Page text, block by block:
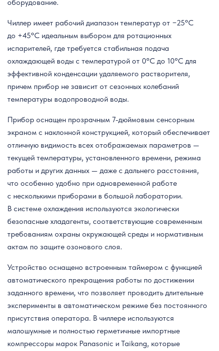
оборудование.
Чиллер имеет рабочий диапазон температур от −25°C
до +45°C идеальным выбором для ротационных
испарителей, где требуется стабильная подача
охлаждающей воды с температурой от 0°C до 10°C для
эффективной конденсации удаляемого растворителя,
причем прибор не зависит от сезонных колебаний
температуры водопроводной воды.
Прибор оснащен прозрачным 7-дюймовым сенсорным
экраном с наклонной конструкцией, который обеспечивает
отличную видимость всех отображаемых параметров —
текущей температуры, установленного времени, режима
работы и других данных — даже с дальнего расстояния,
что особенно удобно при одновременной работе
с несколькими приборами в большой лаборатории.
В системе охлаждения используются экологически
безопасные хладагенты, соответствующие современным
требованиям охраны окружающей среды и нормативным
актам по защите озонового слоя.
Устройство оснащено встроенным таймером с функцией
автоматического прекращения работы по достижении
заданного времени, что позволяет проводить длительные
эксперименты в автоматическом режиме без постоянного
присутствия оператора. В чиллере используются
малошумные и полностью герметичные импортные
компрессоры марок Panasonic и Taikang, которые